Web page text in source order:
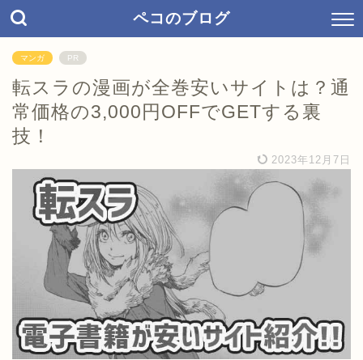
ペコのブログ
マンガ PR
転スラの漫画が全巻安いサイトは？通
常価格の3,000円OFFでGETする裏
技！
2023年12月7日